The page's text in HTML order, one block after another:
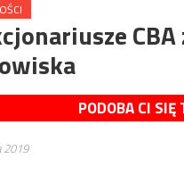
PODOBA CI SIĘ
2019